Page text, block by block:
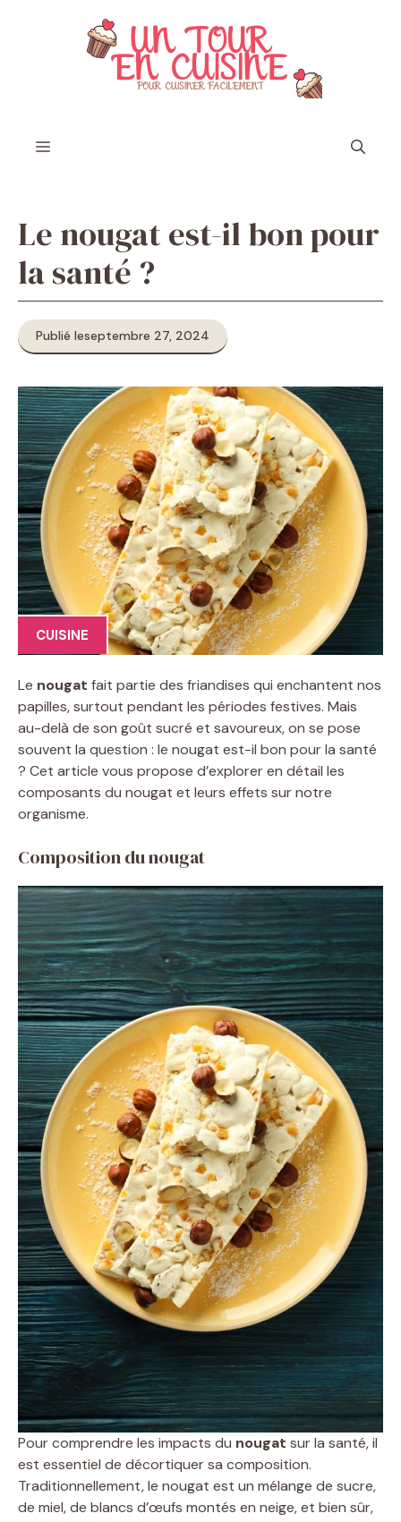
Menu
Le nougat est-il bon pour
la santé ?
Publié leseptembre 27, 2024
CUISINE
Le nougat fait partie des friandises qui enchantent nos
papilles, surtout pendant les périodes festives. Mais
au-delà de son goût sucré et savoureux, on se pose
souvent la question : le nougat est-il bon pour la santé
? Cet article vous propose d’explorer en détail les
composants du nougat et leurs effets sur notre
organisme.
Composition du nougat
Pour comprendre les impacts du nougat sur la santé, il
est essentiel de décortiquer sa composition.
Traditionnellement, le nougat est un mélange de sucre,
de miel, de blancs d’œufs montés en neige, et bien sûr,